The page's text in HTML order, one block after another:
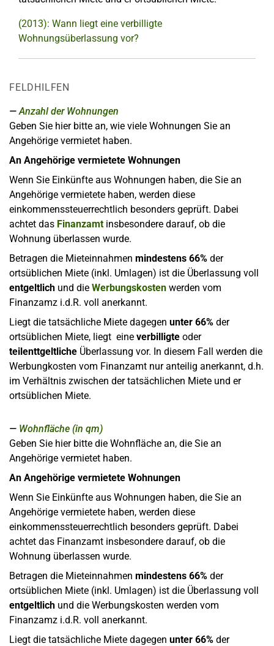
(2013): Wann liegt eine verbilligte
Wohnungsüberlassung vor?
FELDHILFEN
Anzahl der Wohnungen
Geben Sie hier bitte an, wie viele Wohnungen Sie an
Angehörige vermietet haben.
An Angehörige vermietete Wohnungen
Wenn Sie Einkünfte aus Wohnungen haben, die Sie an
Angehörige vermietete haben, werden diese
einkommenssteuerrechtlich besonders geprüft. Dabei
achtet das Finanzamtinsbesondere darauf, ob die
Wohnung überlassen wurde.
Betragen die Mieteinnahmen mindestens 66% der
ortsüblichen Miete (inkl. Umlagen) ist die Überlassung voll
entgeltlich und die Werbungskosten werden vom
Finanzamz i.d.R. voll anerkannt.
Liegt die tatsächliche Miete dagegen unter 66% der
ortsüblichen Miete, liegt eine verbilligte oder
teilenttgeltliche Überlassung vor. In diesem Fall werden die
Werbungkosten vom Finanzamt nur anteilig anerkannt, d.h.
im Verhältnis zwischen der tatsächlichen Miete und er
ortsüblichen Miete.
Wohnfläche (in qm)
Geben Sie hier bitte die Wohnfläche an, die Sie an
Angehörige vermietet haben.
An Angehörige vermietete Wohnungen
Wenn Sie Einkünfte aus Wohnungen haben, die Sie an
Angehörige vermietete haben, werden diese
einkommenssteuerrechtlich besonders geprüft. Dabei
achtet das Finanzamt insbesondere darauf, ob die
Wohnung überlassen wurde.
Betragen die Mieteinnahmen mindestens 66% der
ortsüblichen Miete (inkl. Umlagen) ist die Überlassung voll
entgeltlich und die Werbungskosten werden vom
Finanzamz i.d.R. voll anerkannt.
Liegt die tatsächliche Miete dagegen unter 66% der